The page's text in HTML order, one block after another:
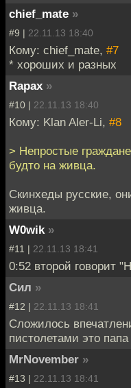
chief_mate »
#9 | 22.11.13 18:40
Кому: chief_mate, #7
* хороших и разных
Rapax »
#10 | 22.11.13 18:40
Кому: Klan Aler-Li, #8
> Непростые
будто на живца.
Скинхеды русские,
живца.
W0wik »
#11 | 22.11.13 18:41
0:52 второй говорит
Сил »
#12 | 22.11.13 18:41
Сложилось
пистолетами это
MrNovember »
#13 | 22.11.13 18:41